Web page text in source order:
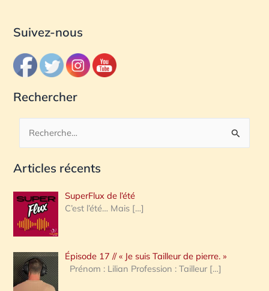
Suivez-nous
Rechercher
c
e
r
c
h
e
Articles récents
SuperFlux de l’été
C’est l’été… Mais […]
Épisode 17 // « Je suis Tailleur de pierre. »
Prénom : Lilian Profession : Tailleur […]